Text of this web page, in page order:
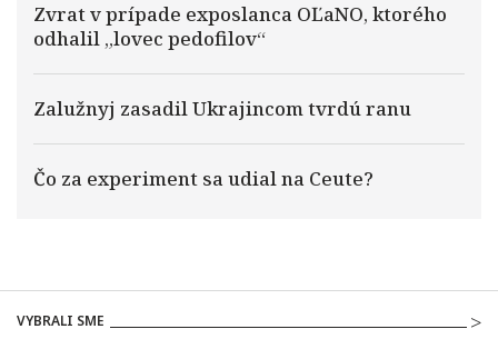
Zvrat v prípade exposlanca OĽaNO, ktorého
odhalil „lovec pedofilov“
Zalužnyj zasadil Ukrajincom tvrdú ranu
Čo za experiment sa udial na Ceute?
VYBRALI SME